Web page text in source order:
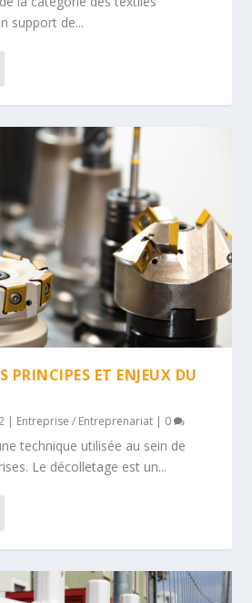
support de...
PRINCIPES ET ENJEUX DU
| Entreprise / Entreprenariat | 0
technique utilisée au sein de
Le décolletage est un...